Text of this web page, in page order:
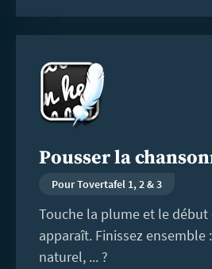
Pousser la
Pour Tovertafel 1, 2 & 3
Touche la plume et le début
apparaît. Finissez ensemble
naturel, ... ?
savoir